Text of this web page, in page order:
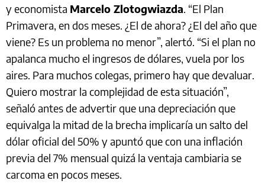
y economista Marcelo Zlotogwiazda. “El Plan
Primavera, en dos meses. ¿El de ahora? ¿El del año que
viene? Es un problema no menor”, alertó. “Si el plan no
apalanca mucho el ingresos de dólares, vuela por los
aires. Para muchos colegas, primero hay que devaluar.
Quiero mostrar la complejidad de esta situación”,
señaló antes de advertir que una depreciación que
equivalga la mitad de la brecha implicaría un salto del
dólar oficial del 50% y apuntó que con una inflación
previa del 7% mensual quizá la ventaja cambiaria se
carcoma en pocos meses.